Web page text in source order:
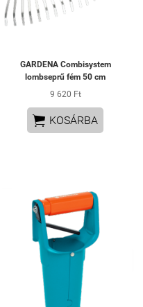
GARDENA Combisystem
lombseprű fém 50 cm
9 620 Ft
 KOSÁRBA